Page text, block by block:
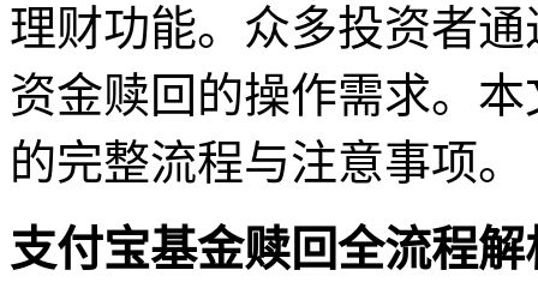
理财功能。众多投资者
资金赎回的操作需求。
的完整流程与注意事项。
支付宝基金赎回全流程解